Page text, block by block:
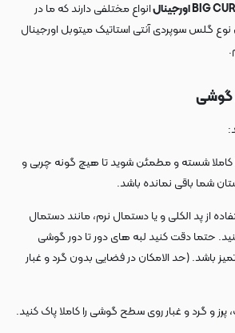
انواع مختلفی دارند که ما در
گلس سوپردی آنتی استاتیک میتوبل اورجینال
گوشی
کاملا شسته و مطمئن شوید تا هیچ گونه چربی و
شما باقی نمانده باشد.
از پد الکلی و یا دستمال نرم، مانند دستمال
حتما دقت کنید لبه های دور تا دور گوشی
باشد. (حد الامکان در فضایی بدون گرد و غبار
پرز و گرد و غبار روی سطح گوشی را کاملا پاک کنید.